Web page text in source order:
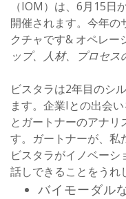
（IOM）は、6月15日
開催されます。今年の
クチャです& オペレー
ップ、人材、プロセ
ビスタラは2年目のシ
ます。企業Iとの出会
とガートナーのアナリ
す。ガートナーが、私
ビスタラがイノベー
話しできることをうれ
バイモーダル